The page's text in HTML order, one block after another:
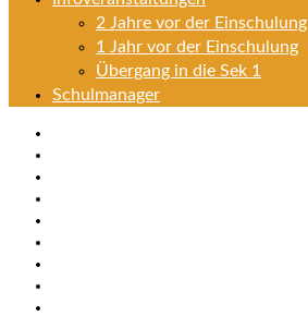
2 Jahre vor der Einschulung
1 Jahr vor der Einschulung
Übergang in die Sek 1
Schulmanager